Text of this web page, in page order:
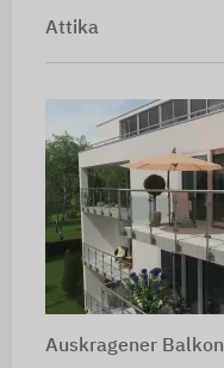
Attika
Auskragener Balkon